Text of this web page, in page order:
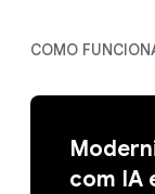
COMO
com IA